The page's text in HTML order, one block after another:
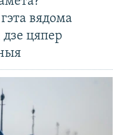
вядома
дзе цяпер